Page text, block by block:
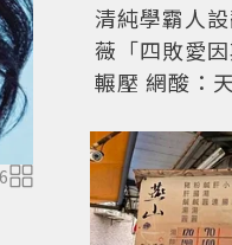
6 圖／擷自舞台劇《神
清純學霸人
薇「四敗愛
輾壓 網酸：